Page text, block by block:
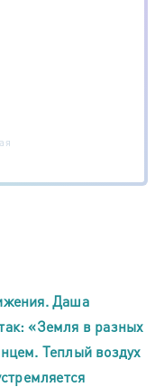
Даша
«Земля в разных
Теплый воздух